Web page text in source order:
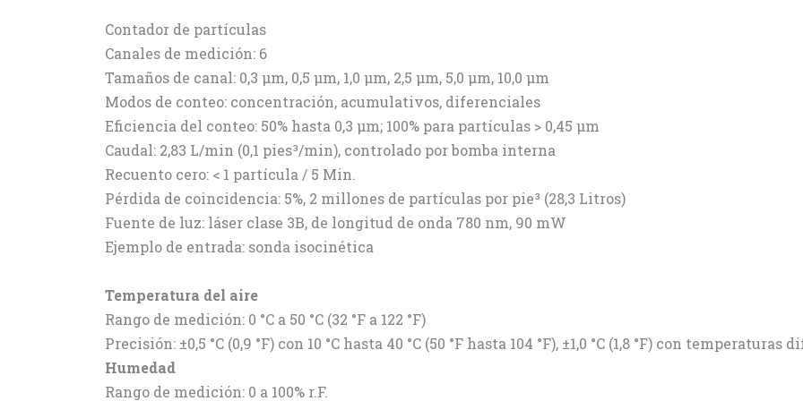
Contador de partículas
Canales de medición: 6
Tamaños de canal: 0,3 μm, 0,5 μm, 1,0 μm, 2,5 μm, 5,0 μm, 10,0 μm
Modos de conteo: concentración, acumulativos, diferenciales
Eficiencia del conteo: 50% hasta 0,3 μm; 100% para partículas > 0,45 μm
Caudal: 2,83 L/min (0,1 pies³/min), controlado por bomba interna
Recuento cero: < 1 partícula / 5 Min.
Pérdida de coincidencia: 5%, 2 millones de partículas por pie³ (28,3 Litros)
Fuente de luz: láser clase 3B, de longitud de onda 780 nm, 90 mW
Ejemplo de entrada: sonda isocinética
Temperatura del aire
Rango de medición: 0 °C a 50 °C (32 °F a 122 °F)
Precisión: ±0,5 °C (0,9 °F) con 10 °C hasta 40 °C (50 °F hasta 104 °F), ±1,0 °C (1,8 °F) con temperaturas
Humedad
Rango de medición: 0 a 100% r.F.